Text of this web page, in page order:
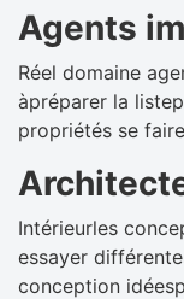
Agents
Réel domaine
àpréparer la
propriétés se
Intérieurles
essayer
conception